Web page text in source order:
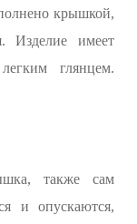
крышкой,
Изделие имеет
глянцем.
также сам
и опускаются,